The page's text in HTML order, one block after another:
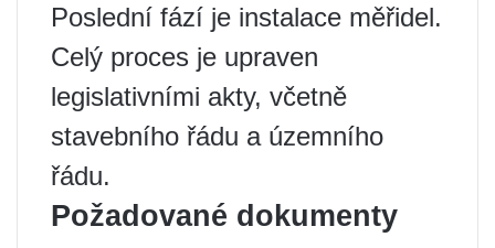
Poslední fází je instalace měřidel.
Celý proces je upraven
legislativními akty, včetně
stavebního řádu a územního
řádu.
Požadované dokumenty